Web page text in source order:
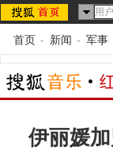
首页 - 新闻 - 军事
伊丽媛